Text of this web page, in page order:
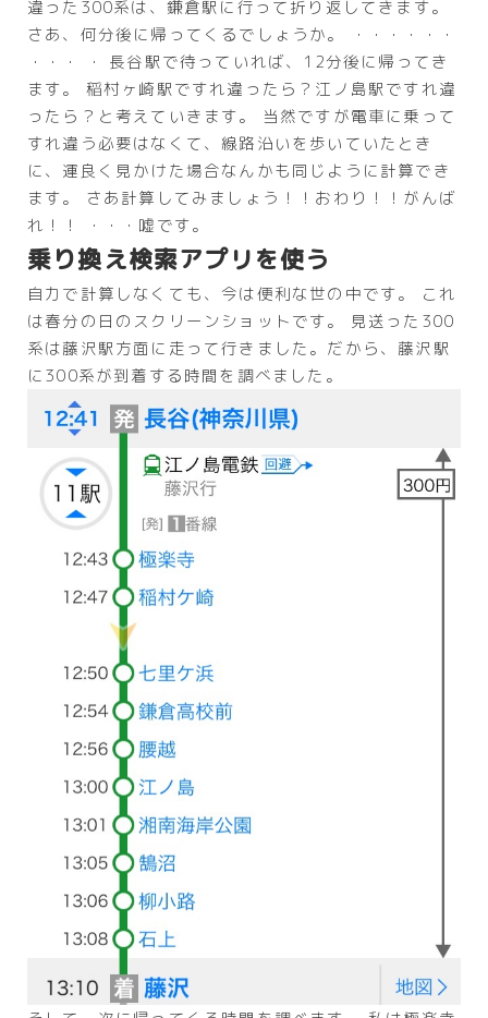
違った300系は、鎌倉駅に行って折り返してきます。
さあ、何分後に帰ってくるでしょうか。 ・・・・・・
・・・ ・ 長谷駅で待っていれば、12分後に帰ってき
ます。 稲村ヶ崎駅ですれ違ったら？江ノ島駅ですれ違
ったら？と考えていきます。 当然ですが電車に乗って
すれ違う必要はなくて、線路沿いを歩いていたとき
に、運良く見かけた場合なんかも同じように計算でき
ます。 さあ計算してみましょう！！おわり！！がんば
れ！！ ・・・嘘です。
乗り換え検索アプリを使う
自力で計算しなくても、今は便利な世の中です。 これ
は春分の日のスクリーンショットです。 見送った300
系は藤沢駅方面に走って行きました。だから、藤沢駅
に300系が到着する時間を調べました。